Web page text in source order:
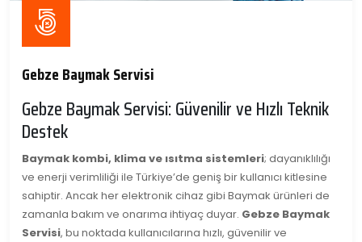
Gebze Baymak Servisi
Gebze Baymak Servisi: Güvenilir ve Hızlı Teknik
Destek
Baymak kombi, klima ve ısıtma sistemleri; dayanıklılığı
ve enerji verimliliği ile Türkiye’de geniş bir kullanıcı kitlesine
sahiptir. Ancak her elektronik cihaz gibi Baymak ürünleri de
zamanla bakım ve onarıma ihtiyaç duyar. Gebze Baymak
Servisi, bu noktada kullanıcılarına hızlı, güvenilir ve